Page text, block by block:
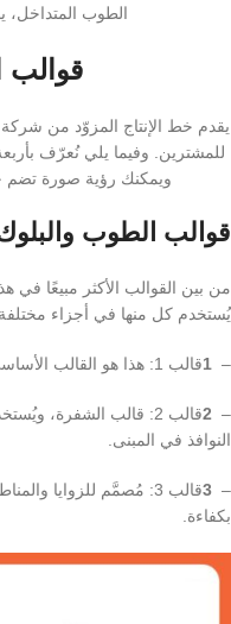
الطوب
قوالب
للمشترين. وفيما يلي نُعرّف
ويمكنك رؤية صورة تضم
قوالب الطوب
يُستخدم كل منها في أجزاء مختلفة
–
1قالب 1: هذا هو القالب الأساسي للطوب والبلوكات المتداخلة.
–
2
قالب 2: قالب الشفرة،
النوافذ في المبنى.
–
3
قالب 3: مُصمَّم للزوايا
بكفاءة.